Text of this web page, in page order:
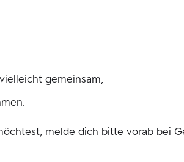
gemeinsam,
melde dich bitte vorab bei